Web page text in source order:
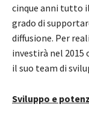
cinque anni tutto
grado di
diffusione. Per
investirà nel
il suo team di
Sviluppo e